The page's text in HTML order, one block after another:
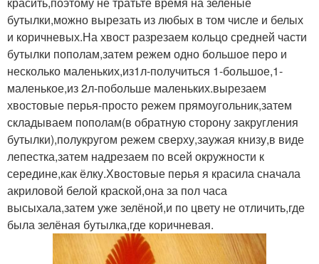
бутылки,можно вырезать из любых в том числе и белых
и коричневых.На хвост разрезаем кольцо средней части
бутылки пополам,затем режем одно большое перо и
несколько маленьких,из1л-получиться 1-большое,1-
маленькое,из 2л-побольше маленьких.вырезаем
хвостовые перья-просто режем прямоугольник,затем
складываем пополам(в обратную сторону закругления
бутылки),полукругом режем сверху,заужая книзу,в виде
лепестка,затем надрезаем по всей окружности к
середине,как ёлку.Хвостовые перья я красила сначала
акриловой белой краской,она за пол часа
высыхала,затем уже зелёной,и по цвету не отличить,где
была зелёная бутылка,где коричневая.